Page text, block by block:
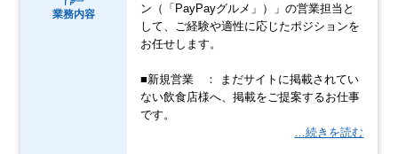
業務内容
ン（「PayPayグルメ」）」の営業担当と
して、ご経験や適性に応じたポジションを
お任せします。
■新規営業 ： まだサイトに掲載されてい
ない飲食店様へ、掲載をご提案するお仕事
です。
…続きを読む